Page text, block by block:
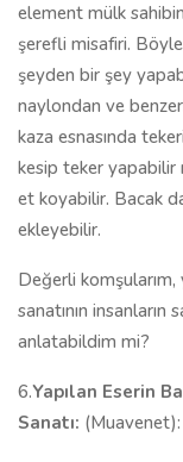
element mülk
şerefli misafiri.
şeyden bir şey
naylondan ve
kaza esnasında
kesip teker yapabilir
et koyabilir. Bacak
ekleyebilir.
Değerli komşularım,
sanatının insanların
anlatabildim mi?
6.Yapılan Eserin
Sanatı: (Muavenet):